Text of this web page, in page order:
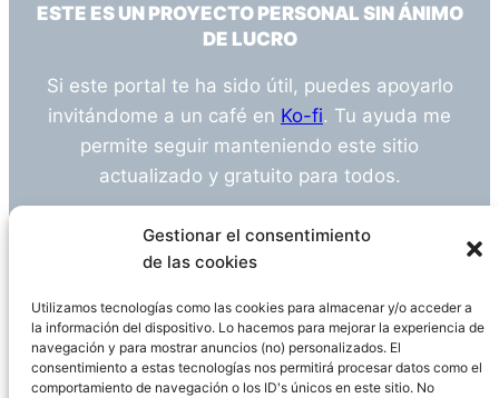
Gestionar el consentimiento
de las cookies
Utilizamos tecnologías como las cookies para almacenar y/o acceder a
la información del dispositivo. Lo hacemos para mejorar la experiencia de
navegación y para mostrar anuncios (no) personalizados. El
consentimiento a estas tecnologías nos permitirá procesar datos como el
comportamiento de navegación o los ID's únicos en este sitio. No
ESTE ES UN PROYECTO PERSONAL SIN ÁNIMO
DE LUCRO
Si este portal te ha sido útil, puedes apoyarlo
invitándome a un café en Ko-fi. Tu ayuda me
permite seguir manteniendo este sitio
actualizado y gratuito para todos.
¿Tienes alguna duda o sugerencia? Escríbeme
info@empleosanitarioinvestigacion.es
Descargo de Responsabilidad